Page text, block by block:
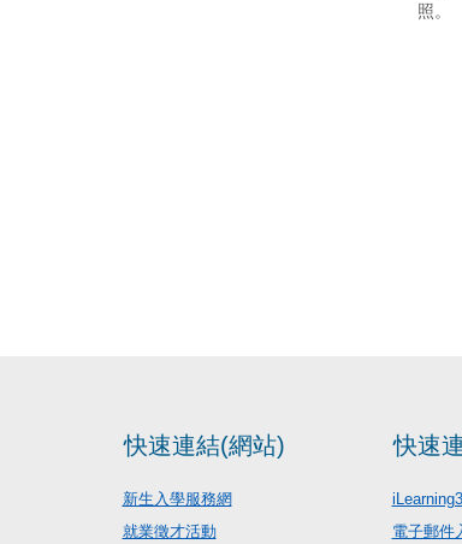
照。
快速連結(網站)
新生入學服務網
就業徵才活動
快速
電子郵件